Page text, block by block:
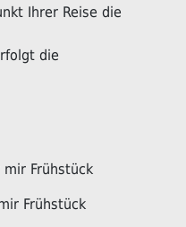
Ihrer Reise die
die
Frühstück
Frühstück